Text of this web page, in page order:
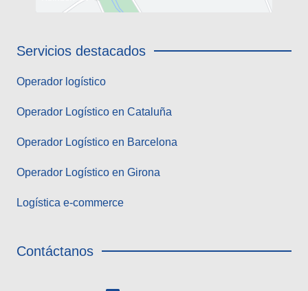
Servicios destacados
Operador logístico
Operador Logístico en Cataluña
Operador Logístico en Barcelona
Operador Logístico en Girona
Logística e-commerce
Contáctanos